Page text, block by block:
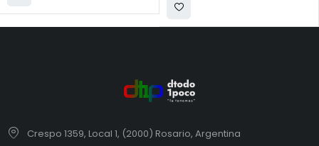
Crespo 1359, Local 1, (2000) Rosario, Argentina